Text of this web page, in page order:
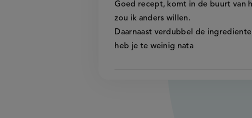
Goed recept, komt in de buurt van
zou ik anders willen.
Daarnaast verdubbel de
heb je te weinig nata